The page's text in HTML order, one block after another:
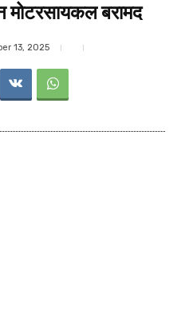
मोटरसायकल बरामद
13, 2025